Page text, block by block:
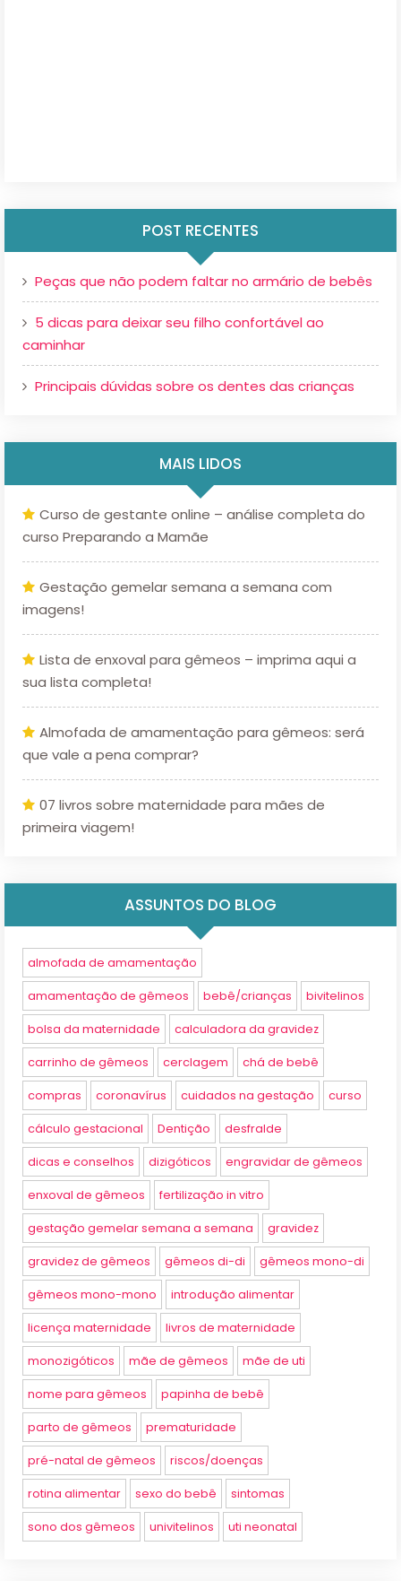
POST RECENTES
Peças que não podem faltar no armário de bebês
5 dicas para deixar seu filho confortável ao
caminhar
Principais dúvidas sobre os dentes das crianças
MAIS LIDOS
Curso de gestante online – análise completa do
curso Preparando a Mamãe
Gestação gemelar semana a semana com
imagens!
Lista de enxoval para gêmeos – imprima aqui a
sua lista completa!
Almofada de amamentação para gêmeos: será
que vale a pena comprar?
07 livros sobre maternidade para mães de
primeira viagem!
ASSUNTOS DO BLOG
almofada de amamentação
amamentação de gêmeos bebê/crianças bivitelinos
bolsa da maternidade calculadora da gravidez
carrinho de gêmeos cerclagem chá de bebê
compras coronavírus cuidados na gestação curso
cálculo gestacional Dentição desfralde
dicas e conselhos dizigóticos engravidar de gêmeos
enxoval de gêmeos fertilização in vitro
gestação gemelar semana a semana gravidez
gravidez de gêmeos gêmeos di-di gêmeos mono-di
gêmeos mono-mono introdução alimentar
licença maternidade livros de maternidade
monozigóticos mãe de gêmeos mãe de uti
nome para gêmeos papinha de bebê
parto de gêmeos prematuridade
pré-natal de gêmeos riscos/doenças
rotina alimentar sexo do bebê sintomas
sono dos gêmeos univitelinos uti neonatal